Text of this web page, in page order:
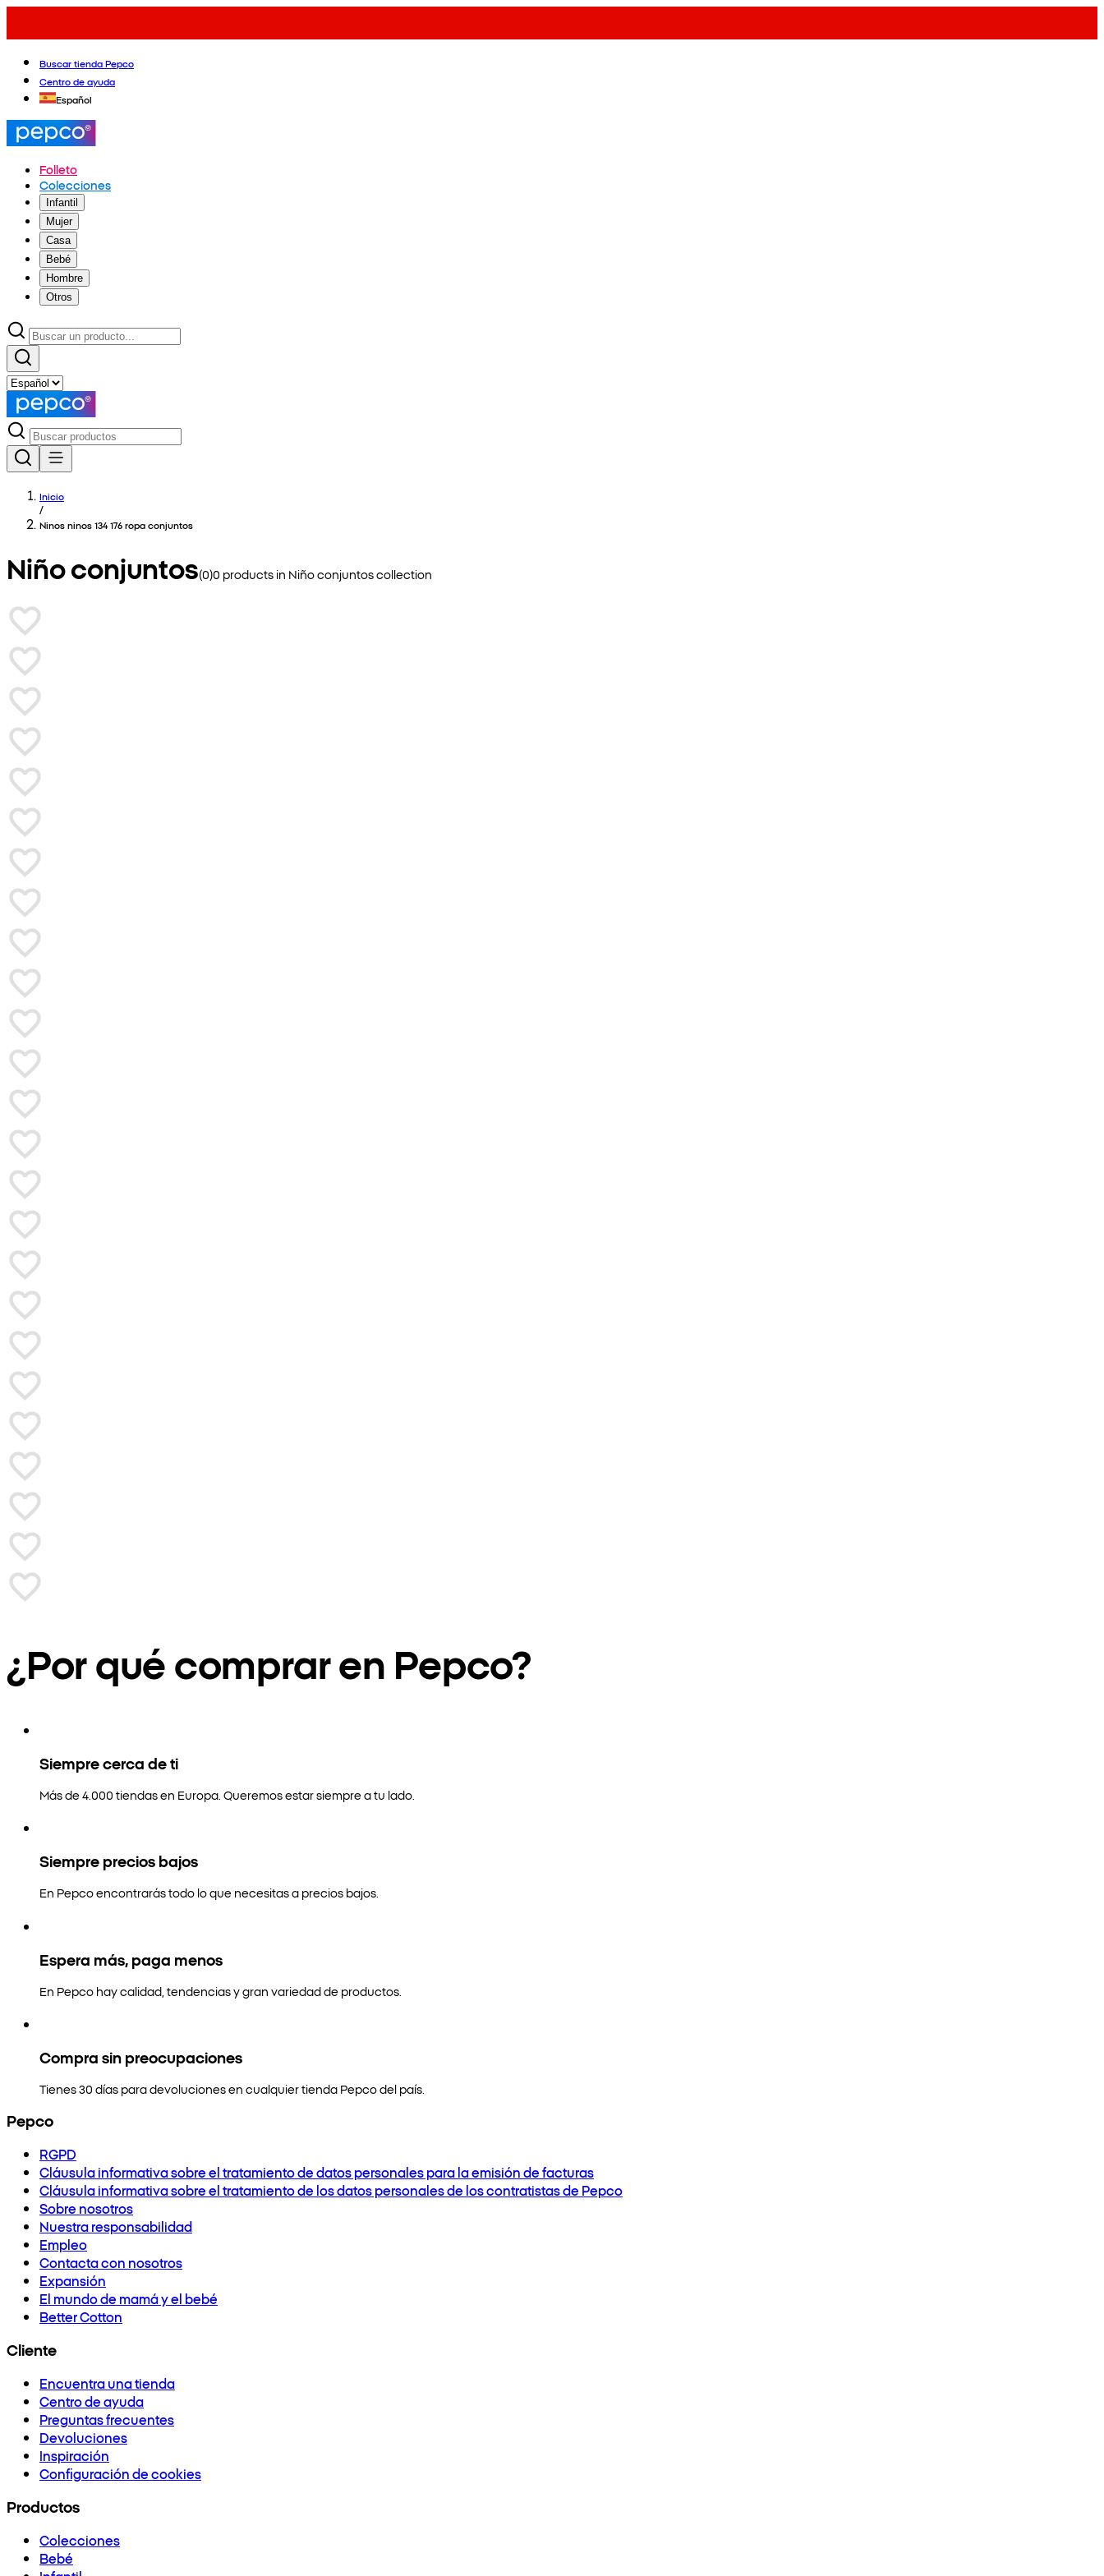
Buscar tienda Pepco
Centro de ayuda
Español
Folleto
Colecciones
Infantil
Mujer
Casa
Bebé
Hombre
Otros
Inicio
/
Ninos ninos 134 176 ropa conjuntos
Niño conjuntos(0)0 products in Niño conjuntoscollection
¿Por qué comprar en Pepco?
Siempre cerca de ti
Más de 4.000 tiendas en Europa. Queremos estar siempre a tu lado.
Siempre precios bajos
En Pepco encontrarás todo lo que necesitas a precios bajos.
Espera más, paga menos
En Pepco hay calidad, tendencias y gran variedad de productos.
Compra sin preocupaciones
Tienes 30 días para devoluciones en cualquier tienda Pepco del país.
Pepco
RGPD
Cláusula informativa sobre el tratamiento de datos personales para la emisión de facturas
Cláusula informativa sobre el tratamiento de los datos personales de los contratistas de Pepco
Sobre nosotros
Nuestra responsabilidad
Empleo
Contacta con nosotros
Expansión
El mundo de mamá y el bebé
Better Cotton
Cliente
Encuentra una tienda
Centro de ayuda
Preguntas frecuentes
Devoluciones
Inspiración
Configuración de cookies
Productos
Colecciones
Bebé